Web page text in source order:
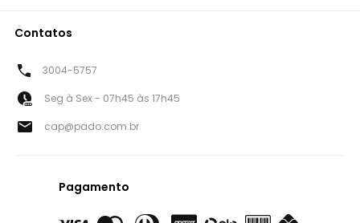
Contatos
3004-5757
Seg à Sex - 07h45 às 17h45
cap@pado.com.br
Pagamento